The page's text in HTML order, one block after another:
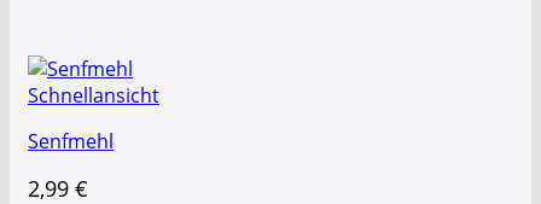
Schnellansicht
Senfmehl
2,99 €